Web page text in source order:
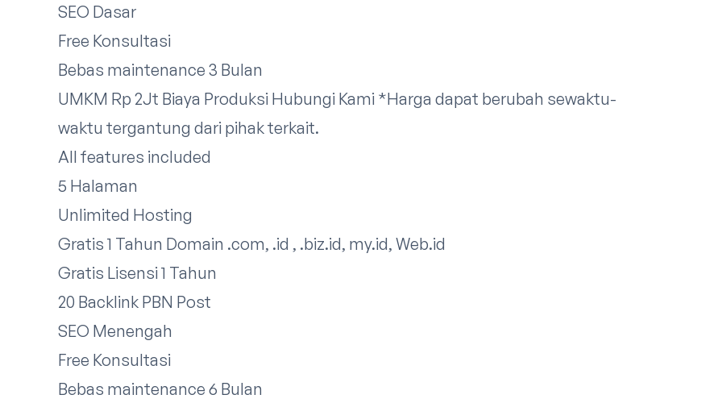
SEO Dasar
Free Konsultasi
Bebas maintenance 3 Bulan
UMKM Rp 2Jt Biaya Produksi Hubungi Kami *Harga dapat berubah sewaktu-
waktu tergantung dari pihak terkait.​
All features included
5 Halaman
Unlimited Hosting
Gratis 1 Tahun Domain .com, .id , .biz.id, my.id, Web.id
Gratis Lisensi 1 Tahun
20 Backlink PBN Post
SEO Menengah
Free Konsultasi
Bebas maintenance 6 Bulan